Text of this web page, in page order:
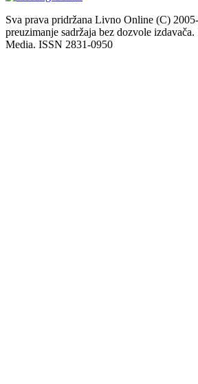
Sva prava pridržana Livno Online (C)
preuzimanje sadržaja bez dozvole
Media. ISSN 2831-0950